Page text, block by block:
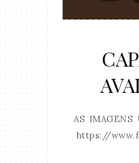
AS IMAGENS
https://